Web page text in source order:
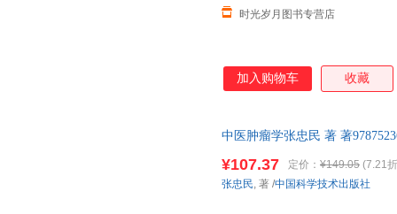
时光岁月图书专营店
加入购物车 收藏
中医肿瘤学张忠民 著 著
¥107.37 定价： ¥149.05 (7.21
张忠民, 著 /中国科学技术出版社